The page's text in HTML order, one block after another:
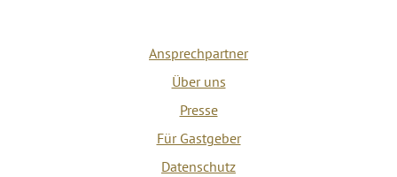
Ansprechpartner
Über uns
Presse
Für Gastgeber
Datenschutz